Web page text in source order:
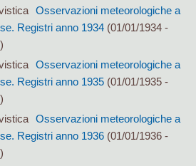
Osservazioni meteorologiche a
Registri anno 1934(01/01/1934 -
Osservazioni meteorologiche a
Registri anno 1935(01/01/1935 -
Osservazioni meteorologiche a
Registri anno 1936(01/01/1936 -